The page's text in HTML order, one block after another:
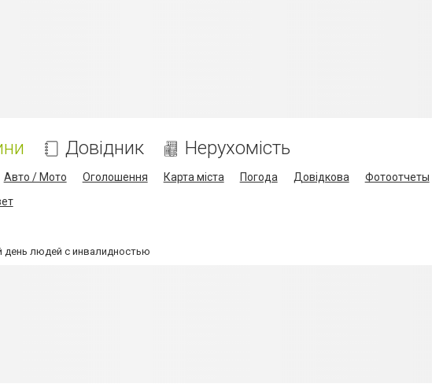
Довідник Нерухомість
Авто / Мото Оголошення Карта міста Погода Довідкова
Фотоотчеты
людей с инвалидностью